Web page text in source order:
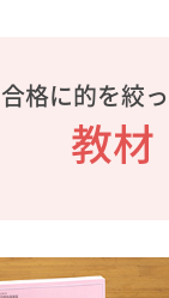
合格に的を絞
教材